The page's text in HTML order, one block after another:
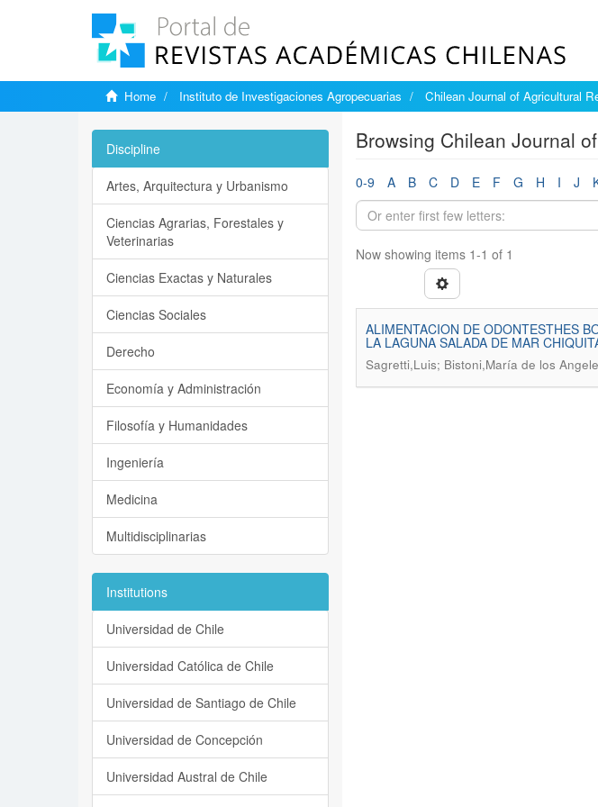
Home Instituto de Investigaciones Agropecuarias Chilean Journal of Agricultural
Browsing Chilean Journal
0-9 A B C D E F G H I J
Now showing items 1-1 of 1
ALIMENTACION DE ODONTESTHES
LA LAGUNA SALADA DE MAR
Sagretti,Luis; Bistoni,María de los
Discipline
Artes, Arquitectura y Urbanismo
Ciencias Agrarias, Forestales y
Veterinarias
Ciencias Exactas y Naturales
Ciencias Sociales
Derecho
Economía y Administración
Filosofía y Humanidades
Ingeniería
Medicina
Multidisciplinarias
Institutions
Universidad de Chile
Universidad Católica de Chile
Universidad de Santiago de Chile
Universidad de Concepción
Universidad Austral de Chile